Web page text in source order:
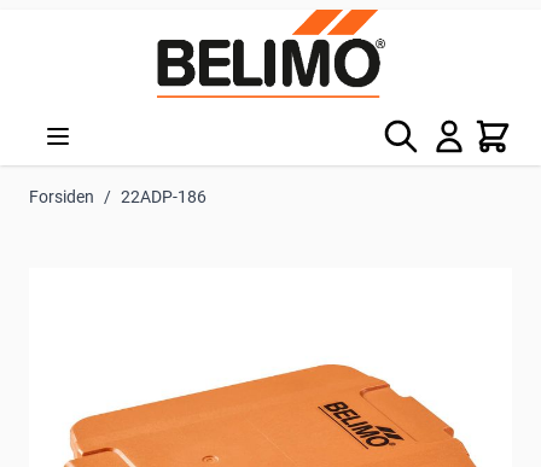
Søg Kurv
Forsiden / 22ADP-186